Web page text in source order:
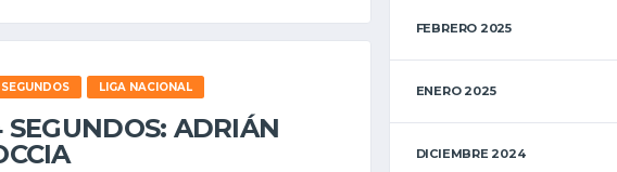
LIGA NACIONAL
SEGUNDOS: ADRIÁN
FEBRERO 2025
ENERO 2025
DICIEMBRE 2024